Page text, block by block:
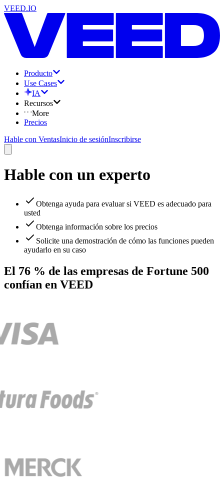
VEED.IO
Producto
Use Cases
IA
Recursos
More
Precios
Hable con VentasInicio de sesiónInscribirse
Hable con un experto
Obtenga ayuda para evaluar si VEED es adecuado para
usted
Obtenga información sobre los precios
Solicite una demostración de cómo las funciones pueden
ayudarlo en su caso
El 76 % de las empresas de Fortune 500
confían en VEED